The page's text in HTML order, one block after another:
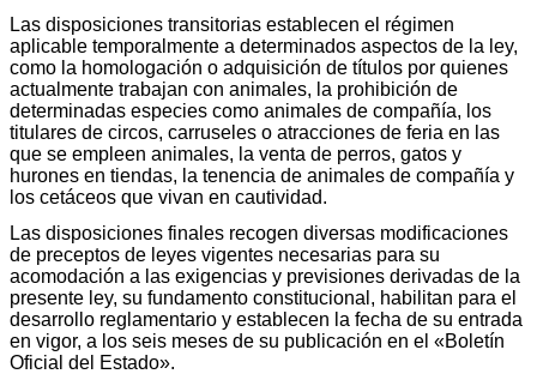
Las disposiciones transitorias establecen el régimen
aplicable temporalmente a determinados aspectos de la ley,
como la homologación o adquisición de títulos por quienes
actualmente trabajan con animales, la prohibición de
determinadas especies como animales de compañía, los
titulares de circos, carruseles o atracciones de feria en las
que se empleen animales, la venta de perros, gatos y
hurones en tiendas, la tenencia de animales de compañía y
los cetáceos que vivan en cautividad.
Las disposiciones finales recogen diversas modificaciones
de preceptos de leyes vigentes necesarias para su
acomodación a las exigencias y previsiones derivadas de la
presente ley, su fundamento constitucional, habilitan para el
desarrollo reglamentario y establecen la fecha de su entrada
en vigor, a los seis meses de su publicación en el «Boletín
Oficial del Estado».